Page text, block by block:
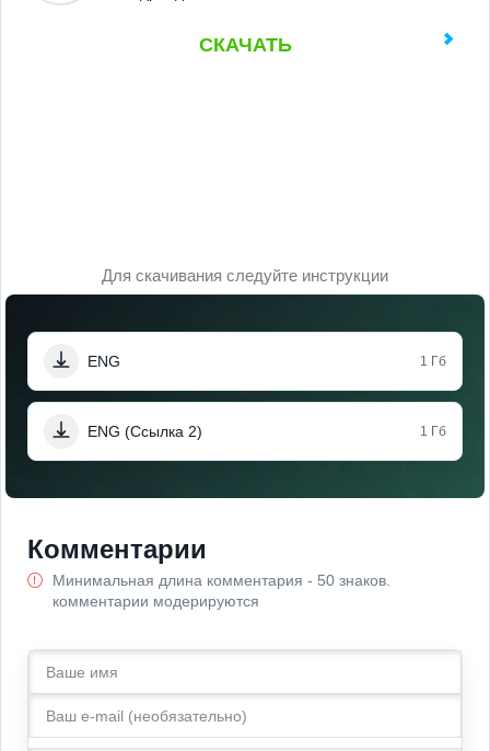
СКАЧАТЬ
Для скачивания следуйте инструкции
ENG 1 Гб
ENG (Ссылка 2) 1 Гб
Комментарии
Минимальная длина комментария - 50 знаков.
комментарии модерируются